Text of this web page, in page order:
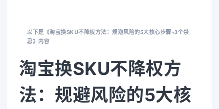
以下是《淘宝换SKU不降权方法：规避风险的5大核心步骤+3个禁
忌》内容
淘宝换SKU不降权方
法：规避风险的5大核